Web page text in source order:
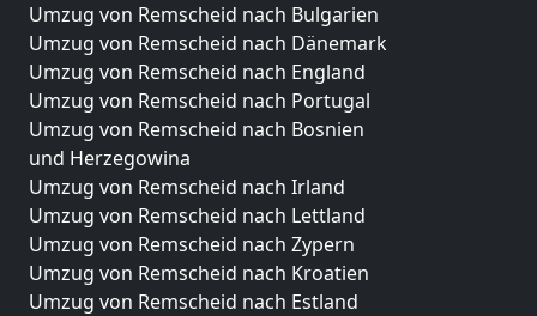
Umzug von Remscheid nach Bulgarien
Umzug von Remscheid nach Dänemark
Umzug von Remscheid nach England
Umzug von Remscheid nach Portugal
Umzug von Remscheid nach Bosnien
und Herzegowina
Umzug von Remscheid nach Irland
Umzug von Remscheid nach Lettland
Umzug von Remscheid nach Zypern
Umzug von Remscheid nach Kroatien
Umzug von Remscheid nach Estland